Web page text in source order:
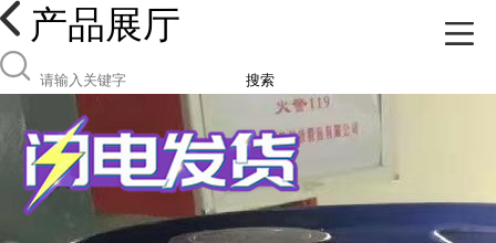
产品展厅
搜索